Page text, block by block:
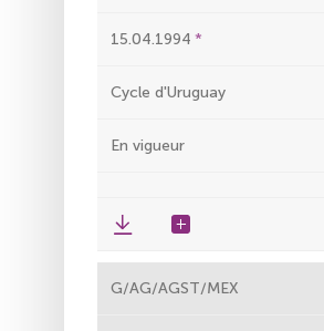
15.04.1994
Cycle d'Uruguay
En vigueur
G/AG/AGST/MEX